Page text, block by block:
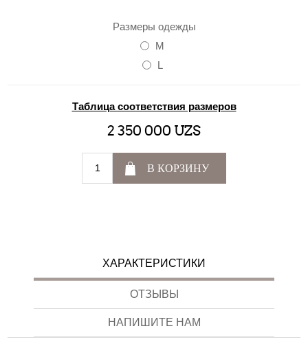
Размеры одежды
M
L
Таблица соответствия размеров
2 350 000 UZS
В КОРЗИНУ
ХАРАКТЕРИСТИКИ
ОТЗЫВЫ
НАПИШИТЕ НАМ